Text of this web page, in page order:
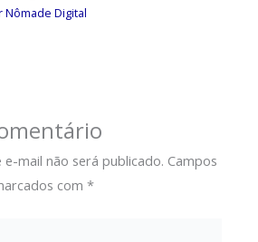
Nômade Digital
e-mail não será publicado. Campos
com*